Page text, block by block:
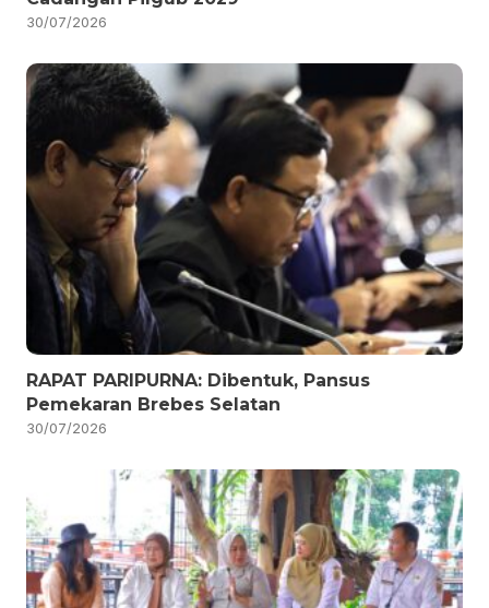
30/07/2026
RAPAT PARIPURNA: Dibentuk, Pansus
Pemekaran Brebes Selatan
30/07/2026